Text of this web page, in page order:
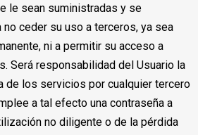
le sean suministradas y se
no ceder su uso a terceros, ya sea
ni a permitir su acceso a
Será responsabilidad del Usuario la
de los servicios por cualquier tercero
a tal efecto una contraseña a
no diligente o de la pérdida